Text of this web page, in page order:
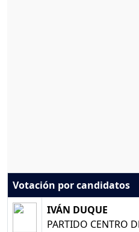
Votación por candidatos
IVÁN DUQUE
PARTIDO CENTRO